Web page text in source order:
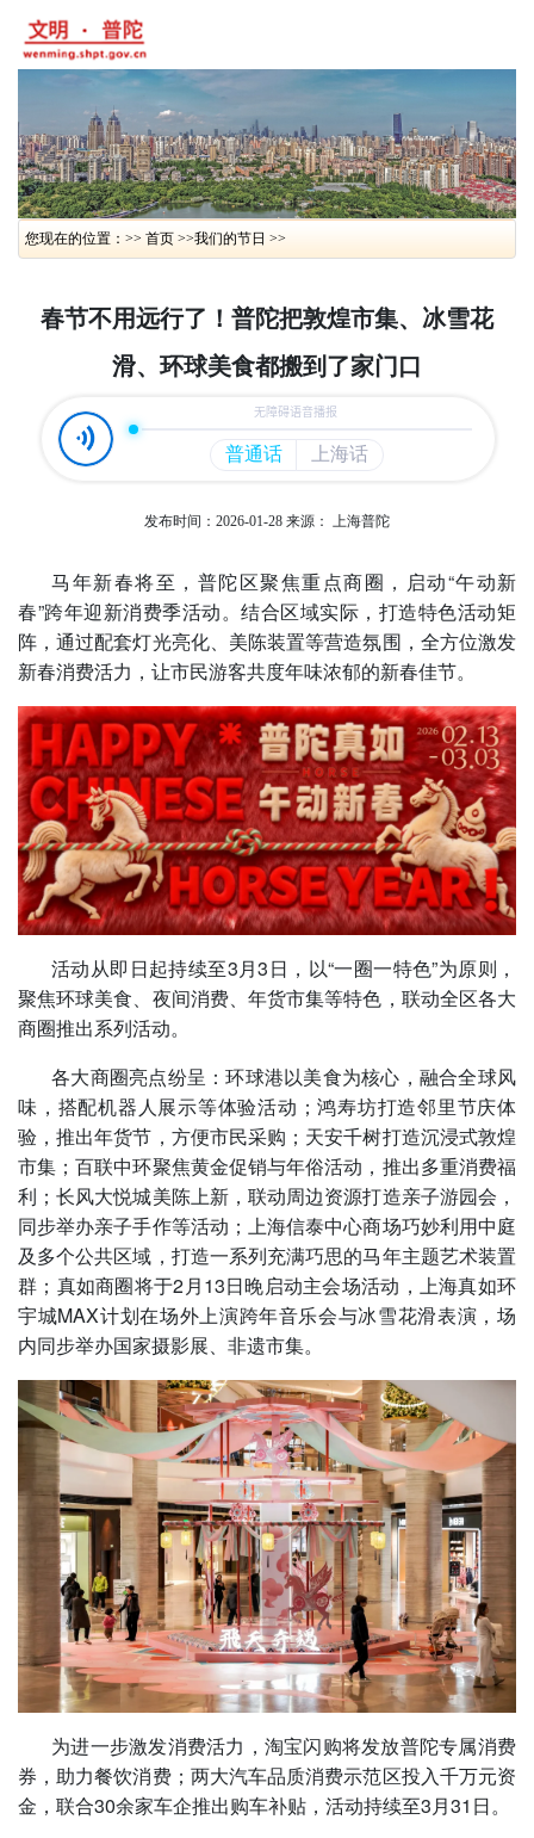
您现在的位置：>> 首页 >>我们的节日 >>
春节不用远行了！普陀把敦煌市集、冰雪花
滑、环球美食都搬到了家门口
发布时间：2026-01-28 来源： 上海普陀
马年新春将至，普陀区聚焦重点商圈，启动“午动新
春”跨年迎新消费季活动。结合区域实际，打造特色活动矩
阵，通过配套灯光亮化、美陈装置等营造氛围，全方位激发
新春消费活力，让市民游客共度年味浓郁的新春佳节。
活动从即日起持续至3月3日，以“一圈一特色”为原则，
聚焦环球美食、夜间消费、年货市集等特色，联动全区各大
商圈推出系列活动。
各大商圈亮点纷呈：环球港以美食为核心，融合全球风
味，搭配机器人展示等体验活动；鸿寿坊打造邻里节庆体
验，推出年货节，方便市民采购；天安千树打造沉浸式敦煌
市集；百联中环聚焦黄金促销与年俗活动，推出多重消费福
利；长风大悦城美陈上新，联动周边资源打造亲子游园会，
同步举办亲子手作等活动；上海信泰中心商场巧妙利用中庭
及多个公共区域，打造一系列充满巧思的马年主题艺术装置
群；真如商圈将于2月13日晚启动主会场活动，上海真如环
宇城MAX计划在场外上演跨年音乐会与冰雪花滑表演，场
内同步举办国家摄影展、非遗市集。
为进一步激发消费活力，淘宝闪购将发放普陀专属消费
券，助力餐饮消费；两大汽车品质消费示范区投入千万元资
金，联合30余家车企推出购车补贴，活动持续至3月31日。